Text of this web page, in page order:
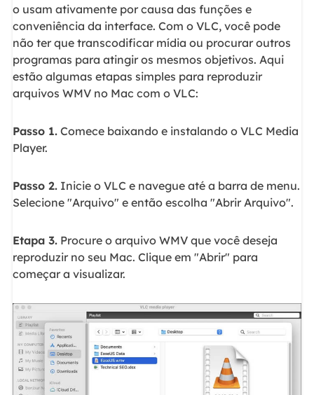
o usam ativamente por causa das funções e
conveniência da interface. Com o VLC, você pode
não ter que transcodificar mídia ou procurar outros
programas para atingir os mesmos objetivos. Aqui
estão algumas etapas simples para reproduzir
arquivos WMV no Mac com o VLC:
Passo 1.Comece baixando e instalando o VLC Media
Player.
Passo 2.Inicie o VLC e navegue até a barra de menu.
Selecione "Arquivo" e então escolha "Abrir Arquivo".
Etapa 3.Procure o arquivo WMV que você deseja
reproduzir no seu Mac. Clique em "Abrir" para
começar a visualizar.